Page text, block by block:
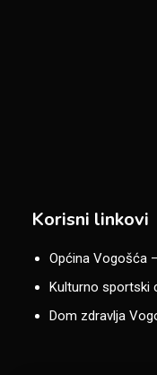
Korisni linkovi
Općina Vogošća
Kulturno sportski
Dom zdravlja